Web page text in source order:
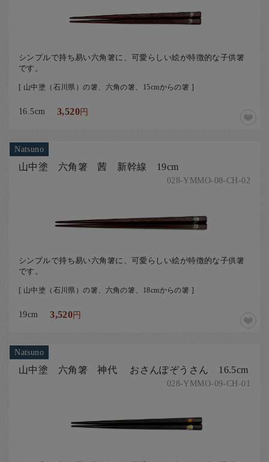
シンプルで持ち易い六角箸に、可愛らしい絵が特徴的な子供箸
です。
[ 山中塗（石川県）の箸、六角の箸、15cmからの箸 ]
16.5cm 3,520円
Natsuno
山中塗 六角箸 茜 新幹線 19cm
028-YMMO-08-CH-02
シンプルで持ち易い六角箸に、可愛らしい絵が特徴的な子供箸
です。
[ 山中塗（石川県）の箸、六角の箸、18cmからの箸 ]
19cm 3,520円
Natsuno
山中塗 六角箸 神代 おさんぽぞうさん 16.5cm
028-YMMO-09-CH-01